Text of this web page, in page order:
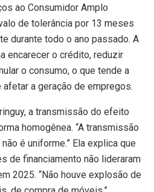
ao Consumidor Amplo
de tolerância por 13 meses
durante todo o ano passado. A
encarecer o crédito, reduzir
o consumo, o que tende a
a geração de empregos.
a transmissão do efeito
homogênea. “A transmissão
é uniforme.” Ela explica que
de financiamento não lideraram
2025. “Não houve explosão de